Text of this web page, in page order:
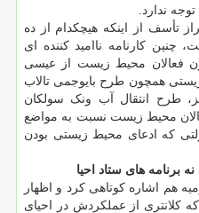
ندارد.
تأسف از اینکه هیچکدام از ده
کارنامه ناامید کننده ای
فعالان محیط زیست از عیسی
همچون طرح بایوجمی تالاب
طرح انتقال آب ونک سولکان
محیط زیست نسبت به مواضع
که ادعای محیط زیستی بودن
برنامه های ستاد احیا
هم اشاره کوتاهی کرد و اظهار
کلانتری از عملکردش در احیای